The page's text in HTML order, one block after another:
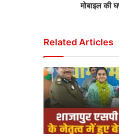
मोबाइल की
Related Articles